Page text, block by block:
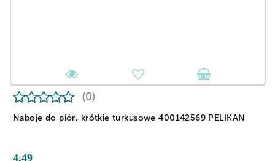
Naboje do piór, krótkie turkusowe 400142569 PELIKAN
(0)
4.49